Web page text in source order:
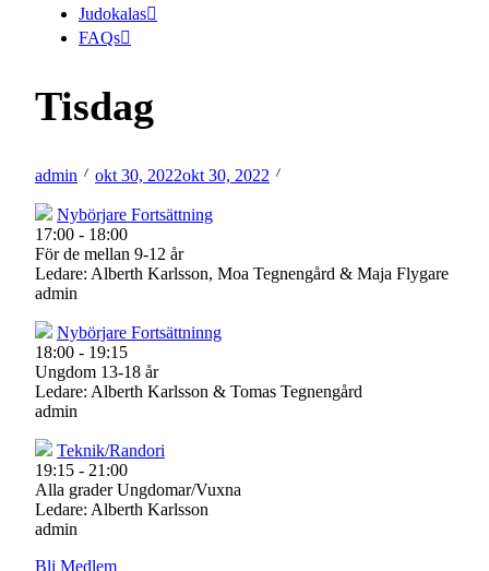
Judokalas
FAQs
Tisdag
admin okt 30, 2022okt 30, 2022
Nybörjare Fortsättning
17:00 - 18:00
För de mellan 9-12 år
Ledare: Alberth Karlsson, Moa Tegnengård & Maja Flygare
admin
Nybörjare Fortsättninng
18:00 - 19:15
Ungdom 13-18 år
Ledare: Alberth Karlsson & Tomas Tegnengård
admin
Teknik/Randori
19:15 - 21:00
Alla grader Ungdomar/Vuxna
Ledare: Alberth Karlsson
admin
Bli Medlem